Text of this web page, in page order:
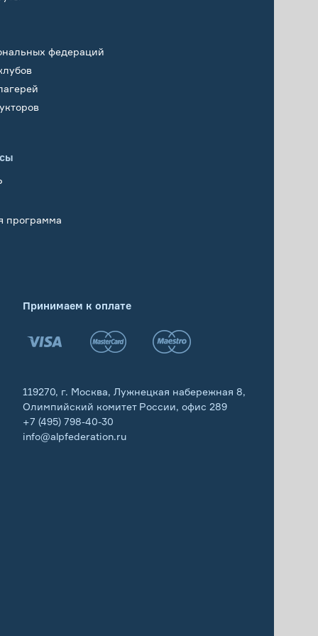
федераций
программа
Принимаем к оплате
119270, г. Москва, Лужнецкая набережная 8,
Олимпийский комитет России, офис 289
+7 (495) 798-40-30
info@alpfederation.ru